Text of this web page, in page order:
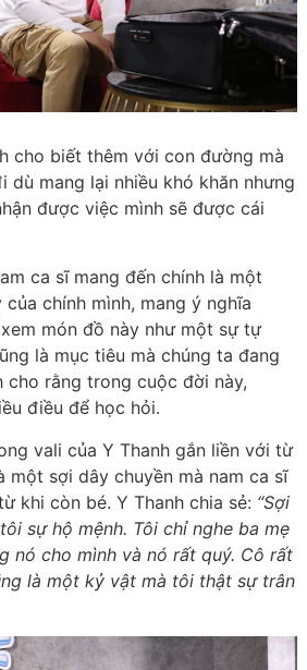
cho biết thêm với con đường mà
dù mang lại nhiều khó khăn nhưng
được việc mình sẽ được cái
ca sĩ mang đến chính là một
chính mình, mang ý nghĩa
xem món đồ này như một sự tự
là mục tiêu mà chúng ta đang
cho rằng trong cuộc đời này,
điều để học hỏi.
vali của Y Thanh gắn liền với từ
một sợi dây chuyền mà nam ca sĩ
khi còn bé. Y Thanh chia sẻ: “Sợi
sự hộ mệnh. Tôi chỉ nghe ba mẹ
nó cho mình và nó rất quý. Cô rất
là một kỷ vật mà tôi thật sự trân